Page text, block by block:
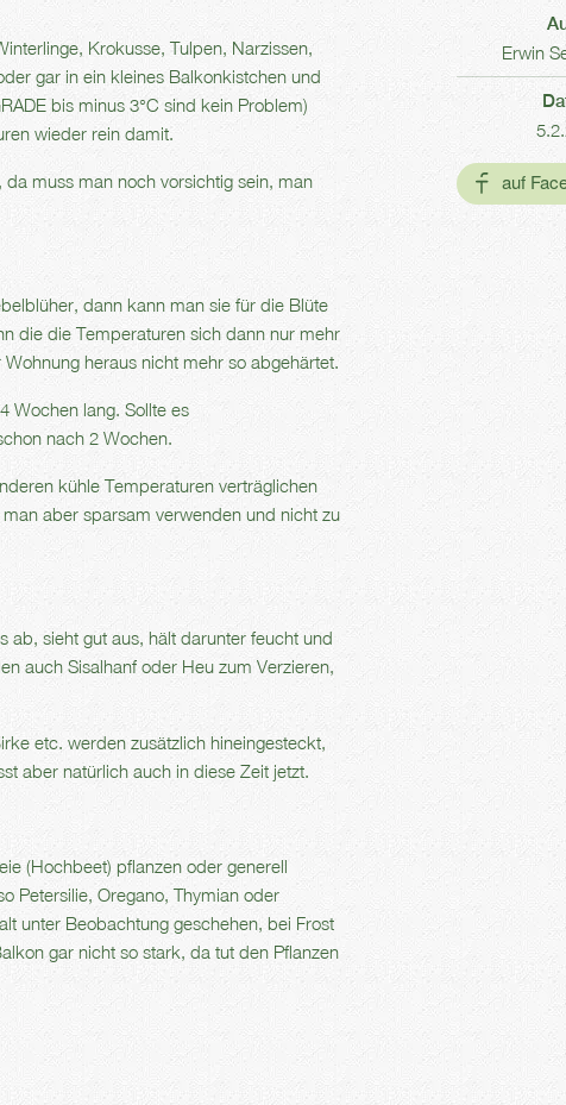
Krokusse, Tulpen, Narzissen,
gar in ein kleines Balkonkistchen und
bis minus 3°C sind kein Problem)
wieder rein damit.
muss man noch vorsichtig sein, man
dann kann man sie für die Blüte
die die Temperaturen sich dann nur mehr
heraus nicht mehr so abgehärtet.
Wochen lang. Sollte es
nach 2 Wochen.
kühle Temperaturen verträglichen
aber sparsam verwenden und nicht zu
ab, sieht gut aus, hält darunter feucht und
auch Sisalhanf oder Heu zum Verzieren,
etc. werden zusätzlich hineingesteckt,
aber natürlich auch in diese Zeit jetzt.
(Hochbeet) pflanzen oder generell
Petersilie, Oregano, Thymian oder
unter Beobachtung geschehen, bei Frost
gar nicht so stark, da tut den Pflanzen
Erwin